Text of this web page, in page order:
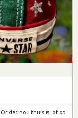
dat nou thuis is, of op